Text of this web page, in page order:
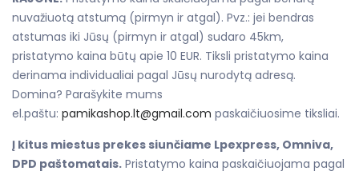
nuvažiuotą atstumą (pirmyn ir atgal). Pvz.: jei bendras
atstumas iki Jūsų (pirmyn ir atgal) sudaro 45km,
pristatymo kaina būtų apie 10 EUR. Tiksli pristatymo kaina
derinama individualiai pagal Jūsų nurodytą adresą.
Domina? Parašykite mums
el.paštu: pamikashop.lt@gmail.com paskaičiuosime tiksliai.
Į kitus miestus prekes siunčiame Lpexpress, Omniva,
DPD paštomatais. Pristatymo kaina paskaičiuojama pagal